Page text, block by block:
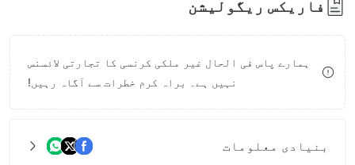
9
فاریکس ریگولیشن
ہمارے پاس فی الحال غیر ملکی کرنسی کا تجارتی لائسنس
نہیں ہے۔ براہ کرم خطرات سے آگاہ رہیں!
بنیادی معلومات